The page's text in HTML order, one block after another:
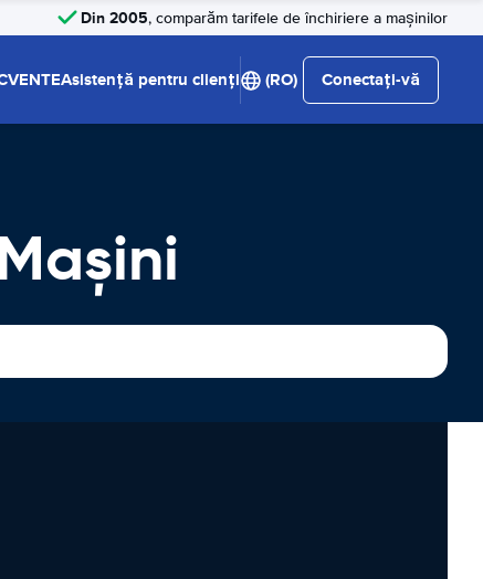
Din 2005, comparăm tarifele de închiriere a mașinilor
Asistență pentru clienți (RO) Conectați-vă